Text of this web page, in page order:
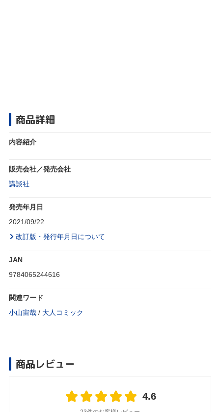
商品詳細
内容紹介
販売会社／発売会社
講談社
発売年月日
2021/09/22
改訂版・発行年月日について
JAN
9784065244616
関連ワード
小山宙哉 / 大人コミック
商品レビュー
4.6